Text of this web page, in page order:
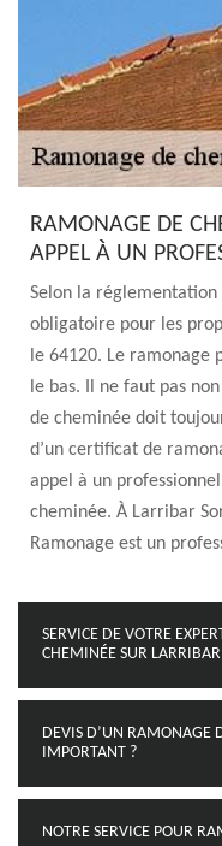
RAMONAGE DE
APPEL À UN
Selon la
obligatoire pour les
le 64120. Le
le bas. Il ne faut pas
de cheminée doit
d’un certificat de
appel à un
cheminée. À Larribar
Ramonage est un
SERVICE DE VOTRE
CHEMINÉE SUR
DEVIS D’UN RAMONAGE
IMPORTANT ?
NOTRE SERVICE POUR